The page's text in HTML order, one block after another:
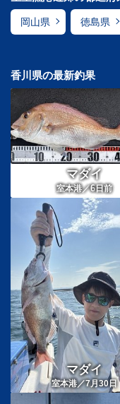
岡山県 徳島県
香川県の最新釣果
マダイ
室本港／6日前
マダイ
室本港／7月30日